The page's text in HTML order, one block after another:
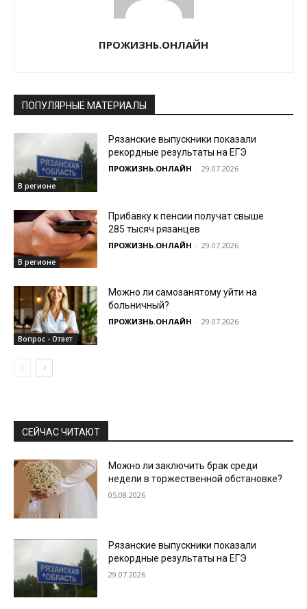
ПРОЖИЗНЬ.ОНЛАЙН
ПОПУЛЯРНЫЕ МАТЕРИАЛЫ
В регионе
Рязанские выпускники показали
рекордные результаты на ЕГЭ
ПРОЖИЗНЬ.ОНЛАЙН - 29.07.2026
В регионе
Прибавку к пенсии получат свыше
285 тысяч рязанцев
ПРОЖИЗНЬ.ОНЛАЙН - 29.07.2026
Вопрос - Ответ
Можно ли самозанятому уйти на
больничный?
ПРОЖИЗНЬ.ОНЛАЙН - 29.07.2026
СЕЙЧАС ЧИТАЮТ
Можно ли заключить брак среди
недели в торжественной обстановке?
05.08.2026
Рязанские выпускники показали
рекордные результаты на ЕГЭ
29.07.2026